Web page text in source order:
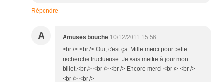
Répondre
A Amuses bouche 10/12/2011 15:56
<br /> <br /> Oui, c'est ça. Mille merci pour cette
recherche fructueuse. Je vais mettre à jour mon
billet.<br /> <br /> <br /> Encore merci <br /> <br />
<br /> <br />